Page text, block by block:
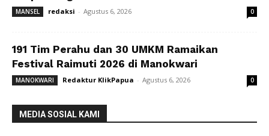
MANSEL redaksi - Agustus 6, 2026 0
191 Tim Perahu dan 30 UMKM Ramaikan
Festival Raimuti 2026 di Manokwari
MANOKWARI Redaktur KlikPapua - Agustus 6, 2026 0
MEDIA SOSIAL KAMI